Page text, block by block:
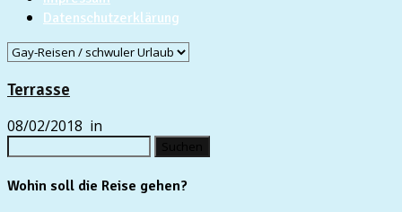
Datenschutzerklärung
Terrasse
08/02/2018 in
Wohin soll die Reise gehen?